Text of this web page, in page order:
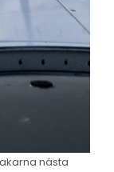
nästa